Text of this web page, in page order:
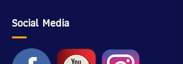
Social Media